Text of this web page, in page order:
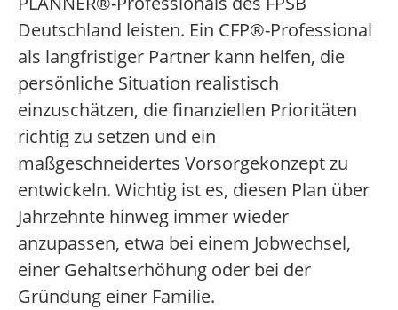
Deutschland leisten. Ein CFP®-Professional
als langfristiger Partner kann helfen, die
persönliche Situation realistisch
einzuschätzen, die finanziellen Prioritäten
richtig zu setzen und ein
maßgeschneidertes Vorsorgekonzept zu
entwickeln. Wichtig ist es, diesen Plan über
Jahrzehnte hinweg immer wieder
anzupassen, etwa bei einem Jobwechsel,
einer Gehaltserhöhung oder bei der
Gründung einer Familie.